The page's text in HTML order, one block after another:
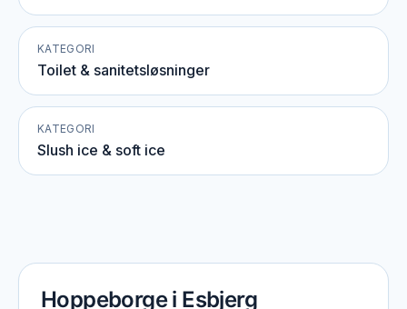
KATEGORI
Toilet & sanitetsløsninger
KATEGORI
Slush ice & soft ice
Hoppeborge i Esbjerg